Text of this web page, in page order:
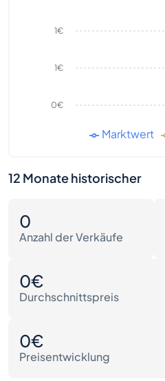
0€
1€
1€
Marktwert
12 Monate historischer
0
Anzahl der Verkäufe
0€
Durchschnittspreis
0€
Preisentwicklung